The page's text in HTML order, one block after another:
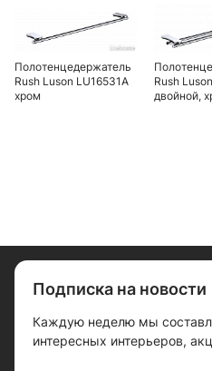
Полотенцедержатель
Rush Luson LU16531A
хром
Rush
двойной,
Подписка на новости
Каждую неделю мы
интересных интерьеров,